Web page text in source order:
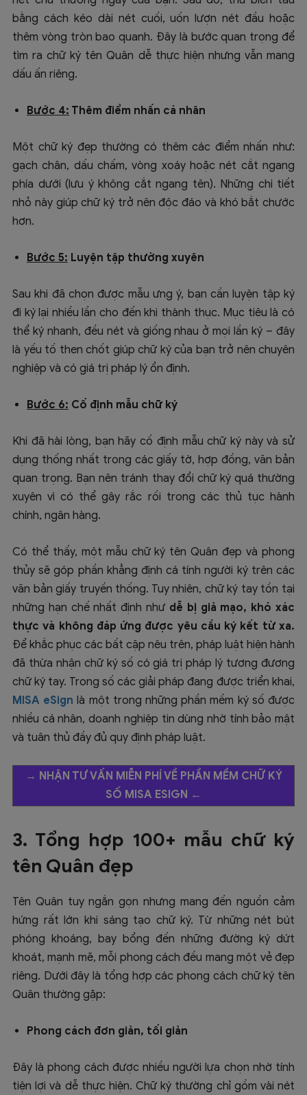
bằng cách kéo dài nét cuối, uốn lượn nét đầu hoặc
thêm vòng tròn bao quanh. Đây là bước quan trọng để
tìm ra chữ ký tên Quân dễ thực hiện nhưng vẫn mang
dấu ấn riêng.
Bước 4: Thêm điểm nhấn cá nhân
Một chữ ký đẹp thường có thêm các điểm nhấn như:
gạch chân, dấu chấm, vòng xoáy hoặc nét cắt ngang
phía dưới (lưu ý không cắt ngang tên). Những chi tiết
nhỏ này giúp chữ ký trở nên độc đáo và khó bắt chước
hơn.
Bước 5: Luyện tập thường xuyên
Sau khi đã chọn được mẫu ưng ý, bạn cần luyện tập ký
đi ký lại nhiều lần cho đến khi thành thục. Mục tiêu là có
thể ký nhanh, đều nét và giống nhau ở mọi lần ký – đây
là yếu tố then chốt giúp chữ ký của bạn trở nên chuyên
nghiệp và có giá trị pháp lý ổn định.
Bước 6: Cố định mẫu chữ ký
Khi đã hài lòng, bạn hãy cố định mẫu chữ ký này và sử
dụng thống nhất trong các giấy tờ, hợp đồng, văn bản
quan trọng. Bạn nên tránh thay đổi chữ ký quá thường
xuyên vì có thể gây rắc rối trong các thủ tục hành
chính, ngân hàng.
Có thể thấy, một mẫu chữ ký tên Quân đẹp và phong
thủy sẽ góp phần khẳng định cá tính người ký trên các
văn bản giấy truyền thống. Tuy nhiên, chữ ký tay tồn tại
những hạn chế nhất định như dễ bị giả mạo, khó xác
thực và không đáp ứng được yêu cầu ký kết từ xa.
Để khắc phục các bất cập nêu trên, pháp luật hiện hành
đã thừa nhận chữ ký số có giá trị pháp lý tương đương
chữ ký tay. Trong số các giải pháp đang được triển khai,
MISA eSign là một trong những phần mềm ký số được
nhiều cá nhân, doanh nghiệp tin dùng nhờ tính bảo mật
và tuân thủ đầy đủ quy định pháp luật.
→ NHẬN TƯ VẤN MIỄN PHÍ VỀ PHẦN MỀM CHỮ KÝ
SỐ MISA ESIGN ←
3. Tổng hợp 100+ mẫu chữ ký
tên Quân đẹp
Tên Quân tuy ngắn gọn nhưng mang đến nguồn cảm
hứng rất lớn khi sáng tạo chữ ký. Từ những nét bút
phóng khoáng, bay bổng đến những đường ký dứt
khoát, mạnh mẽ, mỗi phong cách đều mang một vẻ đẹp
riêng. Dưới đây là tổng hợp các phong cách chữ ký tên
Quân thường gặp:
Phong cách đơn giản, tối giản
Đây là phong cách được nhiều người lựa chọn nhờ tính
tiện lợi và dễ thực hiện. Chữ ký thường chỉ gồm vài nét